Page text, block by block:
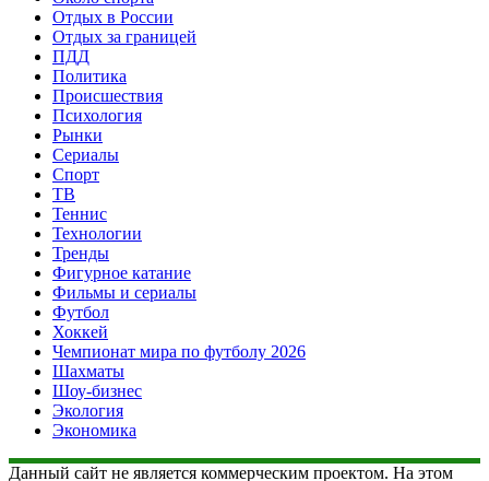
Отдых в России
Отдых за границей
ПДД
Политика
Происшествия
Психология
Рынки
Сериалы
Спорт
ТВ
Теннис
Технологии
Тренды
Фигурное катание
Фильмы и сериалы
Футбол
Хоккей
Чемпионат мира по футболу 2026
Шахматы
Шоу-бизнес
Экология
Экономика
Данный сайт не является коммерческим проектом. На этом